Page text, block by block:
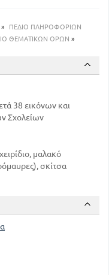
ο Ελληνικός
115
και πνευματική
π. Χ
Μεγάλου
»
ΠΕΔΙΟ ΠΛΗΡΟΦΟΡΙΩΝ
ΘΕΜΑΤΙΚΩΝ ΟΡΩΝ »
38 εικόνων και
Σχολείων
μαλακό
σκίτσα